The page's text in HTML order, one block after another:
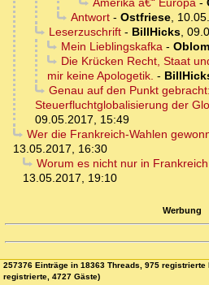
Amerika â€“ Europa-
Antwort- Ostfriese,
Leserzuschrift- BillHicks,
Mein Lieblingskafka-
Die Krücken Recht, Staat
mir keine Apologetik. -
Genau auf den Punkt
Steuerfluchtglobalisierung der
09.05.2017, 15:49
Wer die Frankreich-Wahlen
13.05.2017, 16:30
Worum es nicht nur in
13.05.2017, 19:10
Werbung
257376 Einträge in 18363 Threads, 975 registrierte
registrierte, 4727 Gäste)